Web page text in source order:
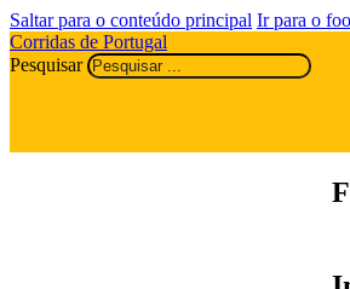
Saltar para o conteúdo principal Ir para o
Corridas de Portugal
Pesquisar